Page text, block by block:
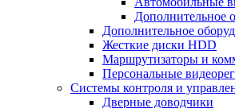
Дополнительное
Дополнительное
Жесткие диски HDD
Маршрутизаторы и
Персональные
Системы контроля и
Дверные доводчики